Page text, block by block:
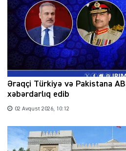
Əraqçi Türkiyə və Pakistana
xəbərdarlıq edib
02 Avqust 2026, 10:12